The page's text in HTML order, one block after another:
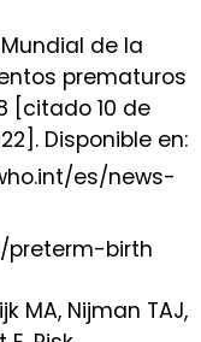
de la
prematuros
[citado 10 de
Disponible en:
es/news-
birth
MA, Nijman TAJ,